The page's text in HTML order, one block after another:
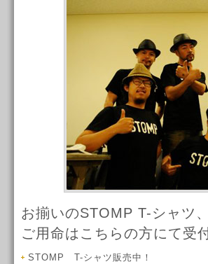
お揃いのSTOMP T-シャツ
ご用命はこちらの方にて受
STOMP T-シャツ販売中！